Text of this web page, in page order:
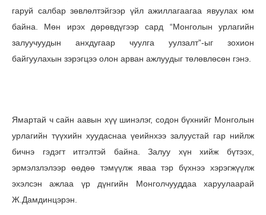
гаруй салбар зөвлөлтэйгээр үйл ажиллагаагаа явуулах юм
байна. Мөн ирэх дөрөвдүгээр сард “Монголын урлагийн
залуучуудын анхдугаар чуулга уулзалт”-ыг зохион
байгуулахын зэрэгцээ олон арван ажлуудыг төлөвлөсөн гэнэ.
Ямартай ч сайн аавын хүү шинэлэг, содон бүхнийг Монголын
урлагийн түүхийн хуудаснаа үеийнхээ залуустай гар нийлж
бичнэ гэдэгт итгэлтэй байна. Залуу хүн хийж бүтээх,
эрмэлзлэлээр өөдөө тэмүүлж яваа тэр бүхнээ хэрэгжүүлж
эхэлсэн ажлаа үр дүнгийн Монголчууддаа харуулаарай
Ж.Дамдинцэрэн.